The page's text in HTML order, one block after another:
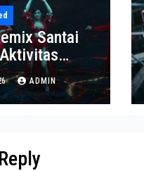
Santai
Hari
ADMIN